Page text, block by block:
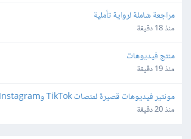
مراجعة شاملة لرواية تأملية
منذ 18 دقيقة
منتج فيديوهات
منذ 19 دقيقة
مونتير فيديوهات قصيرة لمنصات TikTok وInstagram
منذ 20 دقيقة